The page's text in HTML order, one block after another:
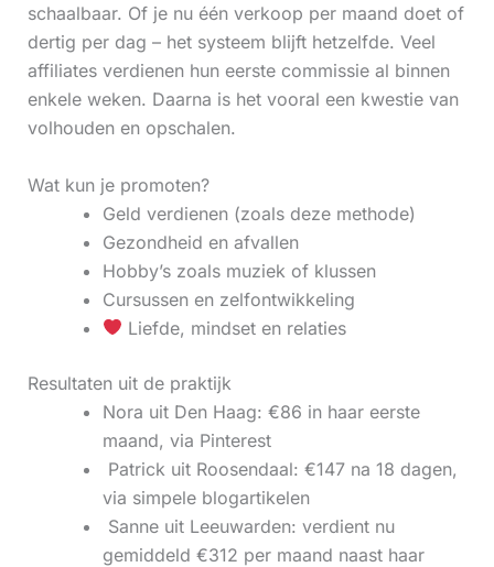
schaalbaar. Of je nu één verkoop per maand doet of
dertig per dag – het systeem blijft hetzelfde. Veel
affiliates verdienen hun eerste commissie al binnen
enkele weken. Daarna is het vooral een kwestie van
volhouden en opschalen.
Wat kun je promoten?
Geld verdienen (zoals deze methode)
Gezondheid en afvallen
Hobby’s zoals muziek of klussen
Cursussen en zelfontwikkeling
Liefde, mindset en relaties
Resultaten uit de praktijk
Nora uit Den Haag: €86 in haar eerste
maand, via Pinterest
‍ Patrick uit Roosendaal: €147 na 18 dagen,
via simpele blogartikelen
‍ Sanne uit Leeuwarden: verdient nu
gemiddeld €312 per maand naast haar